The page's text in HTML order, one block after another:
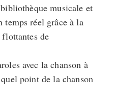
musicale et
temps réel grâce à la
de
avec la chanson à
point de la chanson